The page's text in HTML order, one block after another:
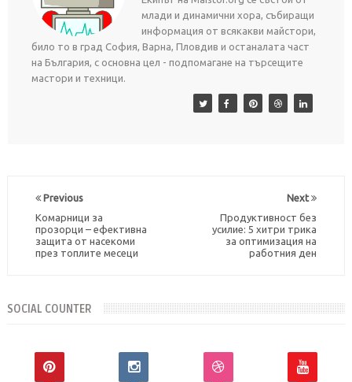
млади и динамични хора, събиращи
информация от всякакви майстори,
било то в град София, Варна, Пловдив и останалата част
на България, с основна цел - подпомагане на търсещите
мастори и техници.
Next
Продуктивност без
усилие: 5 хитри трика
за оптимизация на
работния ден
Previous
Комарници за
прозорци – ефективна
защита от насекоми
през топлите месеци
SOCIAL COUNTER